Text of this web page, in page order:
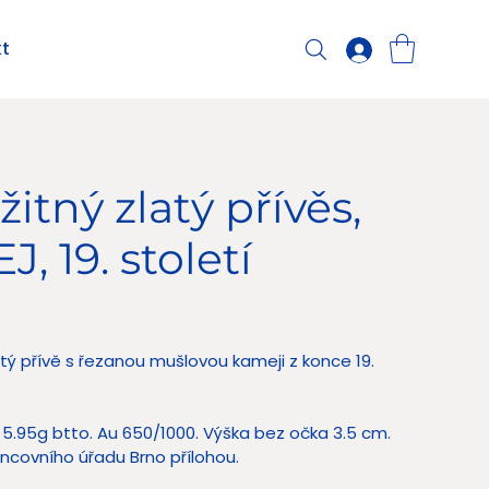
zlatý přívěs,
19. století
přívě s řezanou mušlovou kameji z konce 19.
btto. Au 650/1000. Výška bez očka 3.5 cm.
úřadu Brno přílohou.